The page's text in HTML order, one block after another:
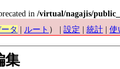
in /virtual/nagajis/
タ ルート ） | 設定 統計 使
集